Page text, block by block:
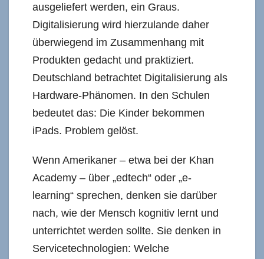
ausgeliefert werden, ein Graus.
Digitalisierung wird hierzulande daher
überwiegend im Zusammenhang mit
Produkten gedacht und praktiziert.
Deutschland betrachtet Digitalisierung als
Hardware-Phänomen. In den Schulen
bedeutet das: Die Kinder bekommen
iPads. Problem gelöst.
Wenn Amerikaner – etwa bei der Khan
Academy – über „edtech“ oder „e-
learning“ sprechen, denken sie darüber
nach, wie der Mensch kognitiv lernt und
unterrichtet werden sollte. Sie denken in
Servicetechnologien: Welche